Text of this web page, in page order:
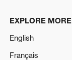
EXPLORE MORE
English
Français